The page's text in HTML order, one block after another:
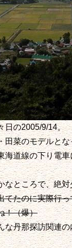
日の2005/9/14。
田菜のモデルと
海道線の下り電
なところで、絶
てたのに実際行
！（爆）
な丹那探訪関連